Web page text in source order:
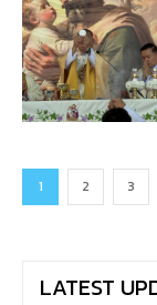
1 2 3
LATEST